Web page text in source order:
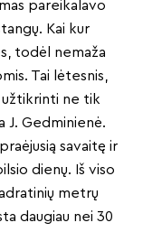
pareikalavo
Kai kur
todėl nemaža
Tai lėtesnis,
ne tik
J. Gedminienė.
savaitę ir
dienų. Iš viso
metrų
daugiau nei 30